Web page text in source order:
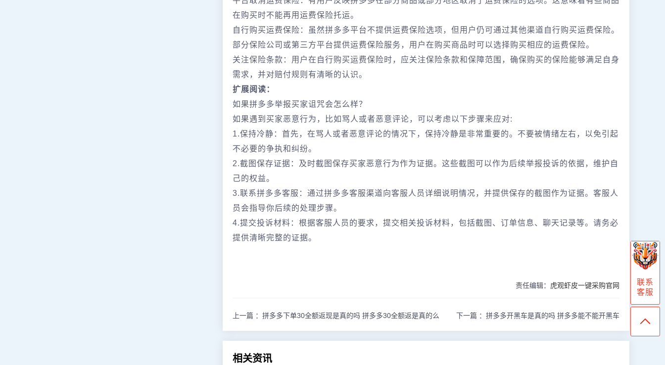
在购买时不能再用运费保险托运。
自行购买运费保险：虽然拼多多平台不提供运费保险选项，但用户仍可通过其他渠道自行购买运费保险。
部分保险公司或第三方平台提供运费保险服务，用户在购买商品时可以选择购买相应的运费保险。
关注保险条款：用户在自行购买运费保险时，应关注保险条款和保障范围，确保购买的保险能够满足自身
需求，并对赔付规则有清晰的认识。
扩展阅读：
如果拼多多举报买家诅咒会怎么样？
如果遇到买家恶意行为，比如骂人或者恶意评论，可以考虑以下步骤来应对:
1.保持冷静：首先，在骂人或者恶意评论的情况下，保持冷静是非常重要的。不要被情绪左右，以免引起
不必要的争执和纠纷。
2.截图保存证据：及时截图保存买家恶意行为作为证据。这些截图可以作为后续举报投诉的依据，维护自
己的权益。
3.联系拼多多客服：通过拼多多客服渠道向客服人员详细说明情况，并提供保存的截图作为证据。客服人
员会指导你后续的处理步骤。
4.提交投诉材料：根据客服人员的要求，提交相关投诉材料，包括截图、订单信息、聊天记录等。请务必
提供清晰完整的证据。
责任编辑： 虎观虾皮一键采购官网
上一篇 ： 拼多多下单30全额返现是真的吗 拼多多30全额返是真的么 下一篇 ： 拼多多开黑车是真的吗 拼多多能不能开黑车
相关资讯
联系
客服